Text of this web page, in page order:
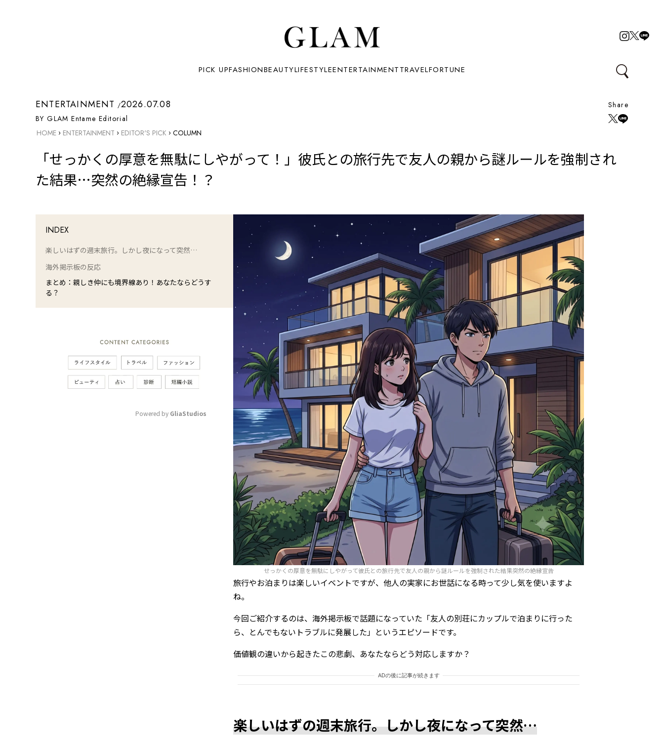
PICK UPFASHIONBEAUTYLIFESTYLEENTERTAINMENTTRAVELFORTUNE
ENTERTAINMENT 2026.07.08
BY GLAM Entame Editorial
Share
HOME › ENTERTAINMENT › EDITOR'S PICK › COLUMN
「せっかくの厚意を無駄にしやがって！」彼氏との旅行先で友人の親から謎ルールを強制され
た結果…突然の絶縁宣告！？
INDEX
楽しいはずの週末旅行。しかし夜になって突然…
海外掲示板の反応
まとめ：親しき仲にも境界線あり！あなたならどうす
る？
Powered by GliaStudios
せっかくの厚意を無駄にしやがって彼氏との旅行先で友人の親から謎ルールを強制された結果突然の絶縁宣告
旅行やお泊まりは楽しいイベントですが、他人の実家にお世話になる時って少し気を使いますよ
ね。
今回ご紹介するのは、海外掲示板で話題になっていた「友人の別荘にカップルで泊まりに行った
ら、とんでもないトラブルに発展した」というエピソードです。
価値観の違いから起きたこの悲劇、あなたならどう対応しますか？
ADの後に記事が続きます
楽しいはずの週末旅行。しかし夜になって突然…